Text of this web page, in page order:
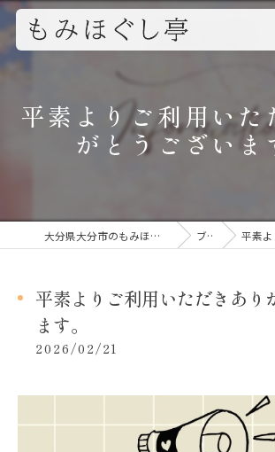
平素よりご利用いた
がとうございま
大分県大分市のもみほぐしならもみほぐし亭 ブログ 平素よりご
平素よりご利用いただきあり
ます。
2026/02/21